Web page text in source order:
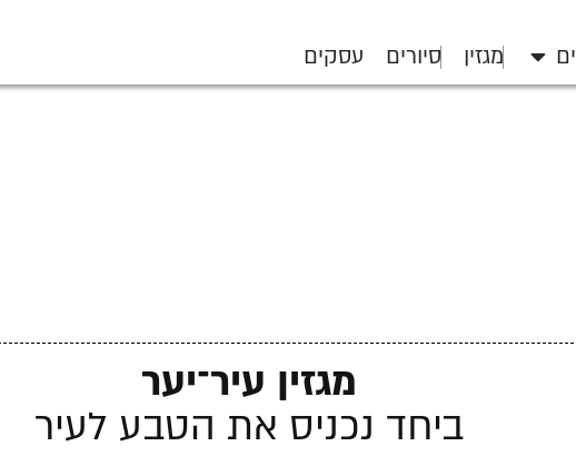
מגזין סיורים עסקים
מגזין עיר־יער
ביחד נכניס את הטבע לעיר